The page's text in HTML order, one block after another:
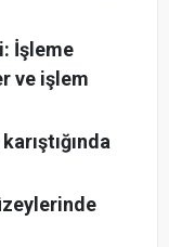
İşleme
ve işlem